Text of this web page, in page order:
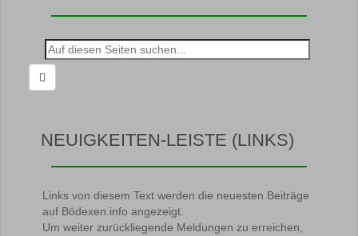
Suche
nach:
NEUIGKEITEN-LEISTE (LINKS)
Links von diesem Text werden die neuesten Beiträge
auf Bödexen.info angezeigt.
Um weiter zurückliegende Meldungen zu erreichen,